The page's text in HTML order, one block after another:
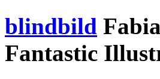
blindbild
Fantastic